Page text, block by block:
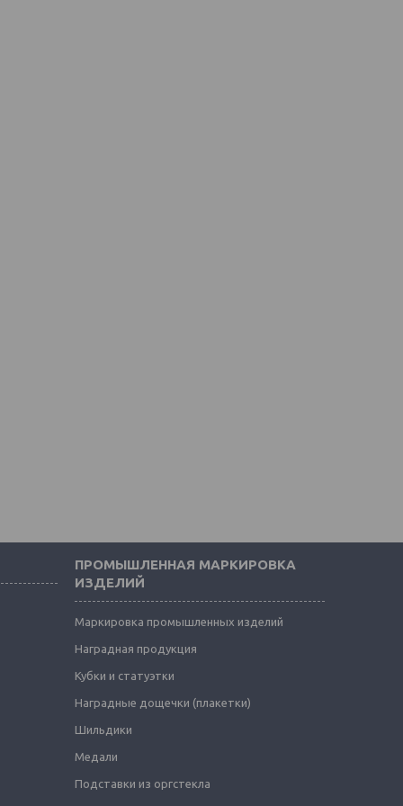
ПРОМЫШЛЕННАЯ МАРКИРОВКА
ИЗДЕЛИЙ
Маркировка промышленных изделий
Наградная продукция
Кубки и статуэтки
Наградные дощечки (плакетки)
Шильдики
Медали
Подставки из оргстекла